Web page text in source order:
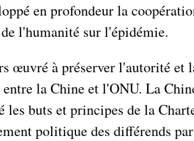
en profondeur la
l'humanité sur l'épidémie.
œuvré à préserver l'autorité
la Chine et l'ONU. La
buts et principes de la
politique des différends